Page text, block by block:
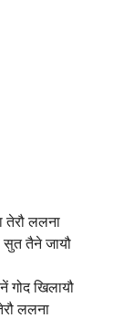
तेरौ ललना
सुत तैने जायौ
गोद खिलायौ
ललना